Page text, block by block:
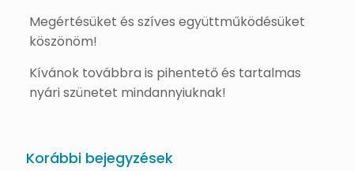
Megértésüket és szíves együttműködésüket
köszönöm!
Kívánok továbbra is pihentető és tartalmas
nyári szünetet mindannyiuknak!
Korábbi bejegyzések